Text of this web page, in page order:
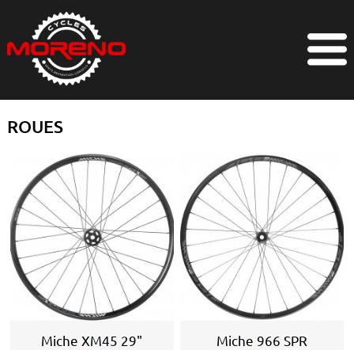
ROUES
Miche XM45 29"
Miche 966 SPR